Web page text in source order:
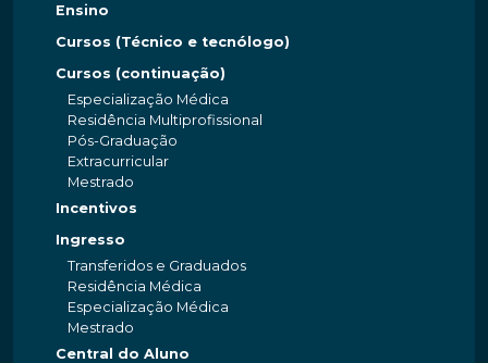
Ensino
Cursos (Técnico e tecnólogo)
Cursos (continuação)
Especialização Médica
Residência Multiprofissional
Pós-Graduação
Extracurricular
Mestrado
Incentivos
Ingresso
Transferidos e Graduados
Residência Médica
Especialização Médica
Mestrado
Central do Aluno